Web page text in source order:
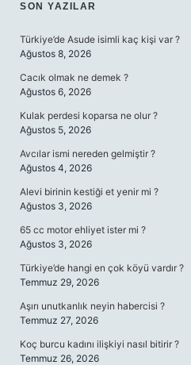
SIDEBAR
SON YAZILAR
Türkiye’de Asude isimli kaç kişi var ?
Ağustos 8, 2026
Cacık olmak ne demek ?
Ağustos 6, 2026
Kulak perdesi koparsa ne olur ?
Ağustos 5, 2026
Avcılar ismi nereden gelmiştir ?
Ağustos 4, 2026
Alevi birinin kestiği et yenir mi ?
Ağustos 3, 2026
65 cc motor ehliyet ister mi ?
Ağustos 3, 2026
Türkiye’de hangi en çok köyü vardır ?
Temmuz 29, 2026
Aşırı unutkanlık neyin habercisi ?
Temmuz 27, 2026
Koç burcu kadını ilişkiyi nasıl bitirir ?
Temmuz 26, 2026